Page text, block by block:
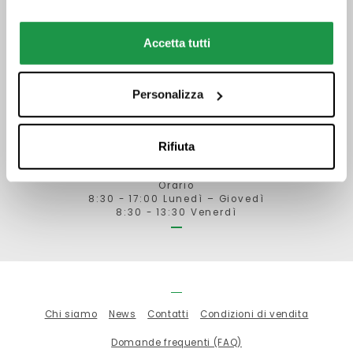
Accetta tutti
Personalizza
Rifiuta
Orario
Via Ville, 84/E
Telefono 0559121346
Orario
8:30 - 17:00 Lunedì – Giovedì
8:30 - 13:30 Venerdì
Chi siamo News Contatti Condizioni di vendita
Domande frequenti (FAQ)